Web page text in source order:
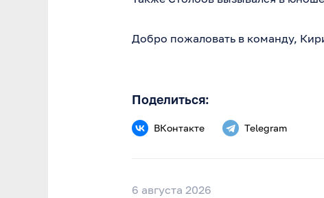
Добро пожаловать в команду,
Поделиться:
ВКонтакте Telegram
6 августа 2026